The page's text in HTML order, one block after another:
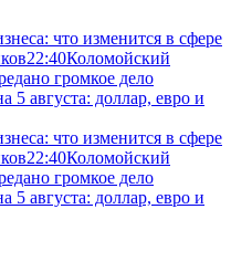
что изменится в сфере
22:40Коломойский
громкое дело
5 августа: доллар, евро и
что изменится в сфере
22:40Коломойский
громкое дело
5 августа: доллар, евро и